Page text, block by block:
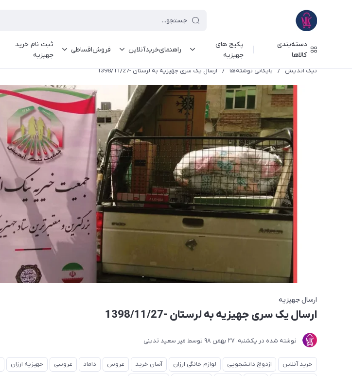
دسته‌بندی
کالاها
پکیج های
جهیزیه
راهنمای‌خرید‌آنلاین فروش‌اقساطی
ثبت نام خرید
جهیزیه
نیک اندیش / بایگانی نوشته‌ها / ارسال یک سری جهیزیه به لرستان -1398/11/27
ارسال جهیزیه
ارسال یک سری جهیزیه به لرستان -1398/11/27
نوشته شده در یکشنبه، 27 بهمن 98 توسط میر سعید تدینی
خرید آنلاین ازدواج دانشجویی لوازم خانگی ارزان آسان خرید عروس داماد عروسی جهیزیه ارزان